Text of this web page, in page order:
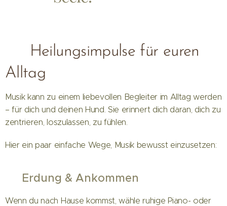
🌙 Heilungsimpulse für euren
Alltag
Musik kann zu einem liebevollen Begleiter im Alltag werden
– für dich und deinen Hund. Sie erinnert dich daran, dich zu
zentrieren, loszulassen, zu fühlen.
Hier ein paar einfache Wege, Musik bewusst einzusetzen:
Erdung & Ankommen
Wenn du nach Hause kommst, wähle ruhige Piano- oder